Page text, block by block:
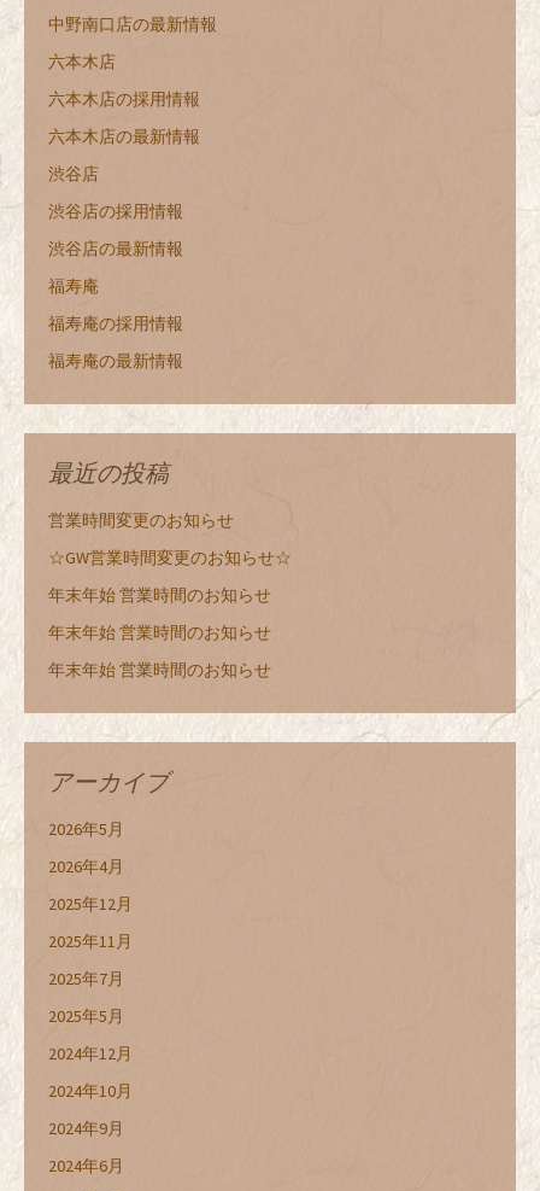
中野南口店の最新情報
六本木店
六本木店の採用情報
六本木店の最新情報
渋谷店
渋谷店の採用情報
渋谷店の最新情報
福寿庵
福寿庵の採用情報
福寿庵の最新情報
最近の投稿
営業時間変更のお知らせ
☆GW営業時間変更のお知らせ☆
年末年始 営業時間のお知らせ
年末年始 営業時間のお知らせ
年末年始 営業時間のお知らせ
アーカイブ
2026年5月
2026年4月
2025年12月
2025年11月
2025年7月
2025年5月
2024年12月
2024年10月
2024年9月
2024年6月